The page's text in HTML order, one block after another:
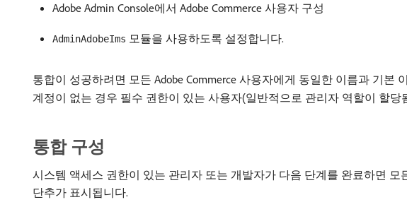
Adobe Admin Console에서 Adobe Commerce 사용자 구성
AdminAdobeIms 모듈을 사용하도록 설정합니다.
통합이 성공하려면 모든 Adobe Commerce 사용자에게 동일한 이름과 기
계정이 없는 경우 필수 권한이 있는 사용자(일반적으로 관리자 역할이 할
통합 구성
시스템 액세스 권한이 있는 관리자 또는 개발자가 다음 단계를 완료하면 모
단추가 표시됩니다.